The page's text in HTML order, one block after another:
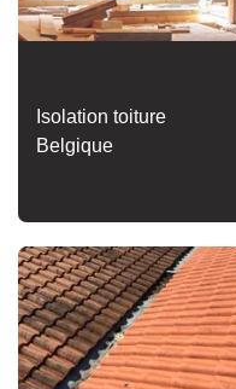
Isolation toiture
Belgique